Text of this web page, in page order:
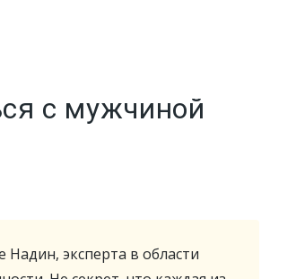
с мужчиной
эксперта в области